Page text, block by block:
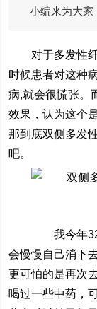
小编来为大家
对于多发性
时候患者对这种
病,就会很慌张。
效果，认为这个
那到底双侧多发
吧。
我今年32
会慢慢自己消下
更可怕的是再次
喝过一些中药，